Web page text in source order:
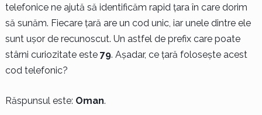
telefonice ne ajută să identificăm rapid țara în care dorim
să sunăm. Fiecare țară are un cod unic, iar unele dintre ele
sunt ușor de recunoscut. Un astfel de prefix care poate
stârni curiozitate este 79. Așadar, ce țară folosește acest
cod telefonic?
Răspunsul este: Oman.